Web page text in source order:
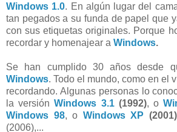
Windows 1.0. En algún lugar del
tan pegados a su funda de papel que
con sus etiquetas originales. Porque
recordar y homenajear a Windows.
Se han cumplido 30 años desde
Windows. Todo el mundo, como en el
recordando. Algunas personas lo
la versiónWindows 3.1(1992), o
Windows 98, o Windows XP (2001)
(2006),...